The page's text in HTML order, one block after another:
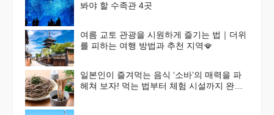
봐야 할 수족관 4곳
여름 교토 관광을 시원하게 즐기는 법｜더위
를 피하는 여행 방법과 추천 지역🪭
일본인이 즐겨먹는 음식 ‘소바’의 매력을 파
헤쳐 보자! 먹는 법부터 체험 시설까지 완벽